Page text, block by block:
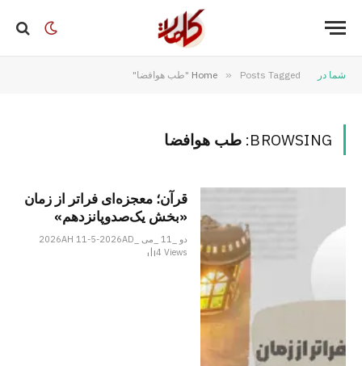
شما در Home » Posts Tagged "طب هوافضا"
BROWSING: طب هوافضا
قرآن؛ معجزه‌ای فراتر از زمان
«بخش یک‌صدوپانزدهم»
دو _11 _می _2026AH 11-5-2026AD
4Views